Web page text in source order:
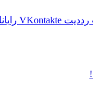
‫رددیت ‫VKontakte